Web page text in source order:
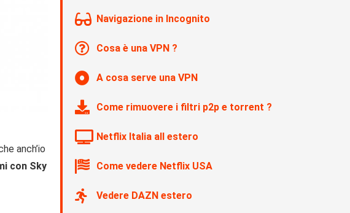
anch’io
con Sky
Navigazione in Incognito
Cosa è una VPN ?
A cosa serve una VPN
Come rimuovere i filtri p2p e torrent ?
Netflix Italia all estero
Come vedere Netflix USA
Vedere DAZN estero